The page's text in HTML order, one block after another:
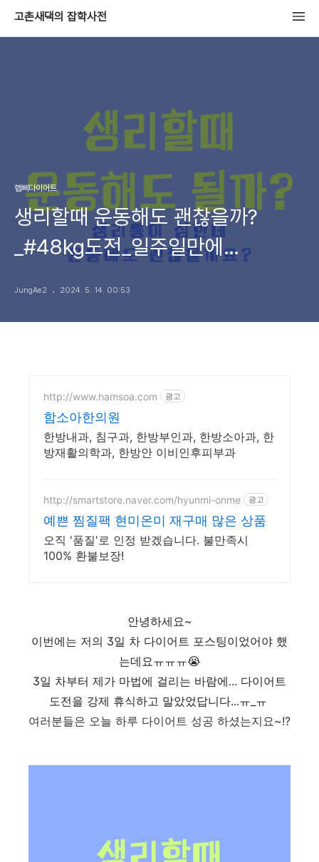
고촌새댁의 잡학사전
햅삐다이어트
생리할때 운동해도 괜찮을까?
_#48kg도전_일주일만에
JungAe2 2024. 5. 14. 00:53
http://www.hamsoa.com 광고
함소아한의원
한방내과, 침구과, 한방부인과, 한방소아과, 한
방재활의학과, 한방안 이비인후피부과
http://smartstore.naver.com/hyunmi-onme 광고
예쁜 찜질팩 현미온미 재구매 많은 상품
오직 '품질'로 인정 받겠습니다. 불만족시
100% 환불보장!
안녕하세요~
이번에는 저의 3일 차 다이어트 포스팅이었어야 했
는데요ㅠㅠㅠ😭
3일 차부터 제가 마법에 걸리는 바람에... 다이어트
도전을 강제 휴식하고 말았었답니다...ㅠ_ㅠ
여러분들은 오늘 하루 다이어트 성공 하셨는지요~!?